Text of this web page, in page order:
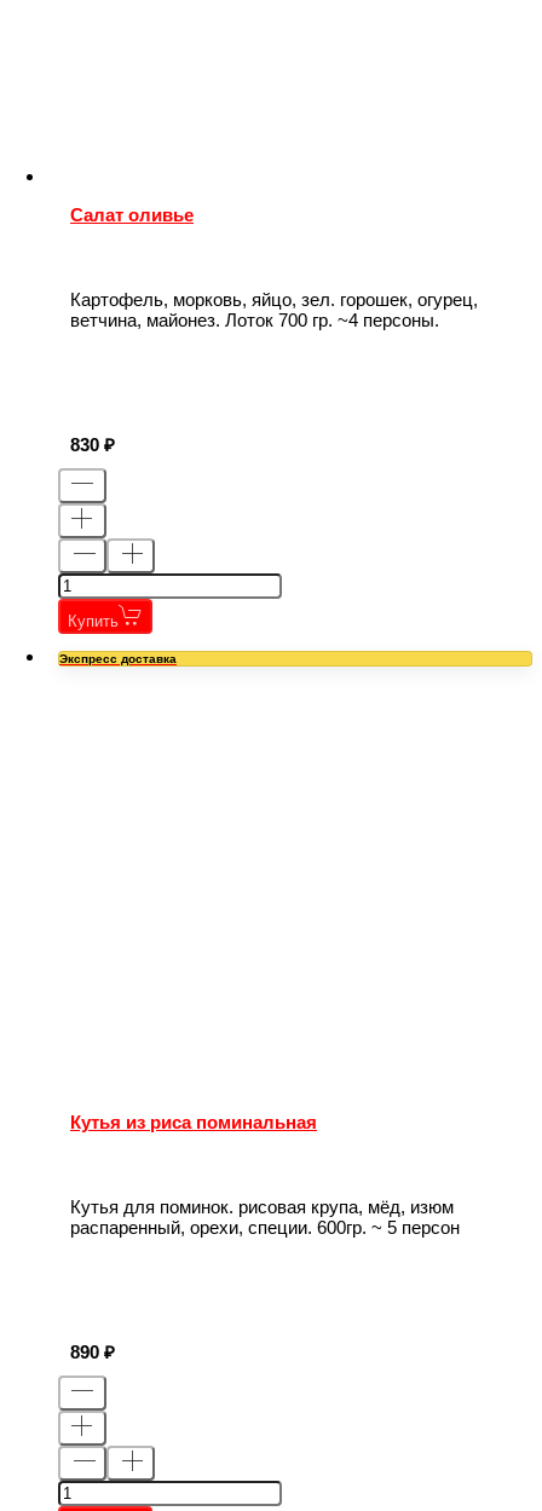
Салат оливье
Картофель, морковь, яйцо, зел. горошек, огурец,
ветчина, майонез. Лоток 700 гр. ~4 персоны.
830
Купить
Экспресс доставка
Кутья из риса поминальная
Кутья для поминок. рисовая крупа, мёд, изюм
распаренный, орехи, специи. 600гр. ~ 5 персон
890